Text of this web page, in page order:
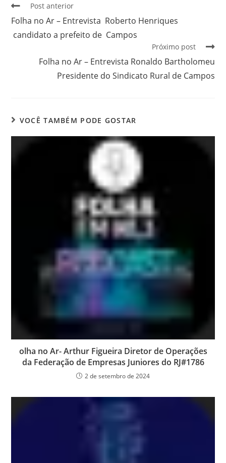
Post anterior
Folha no Ar – Entrevista Roberto Henriques
candidato a prefeito de Campos
Próximo post
Folha no Ar – Entrevista Ronaldo Bartholomeu
Presidente do Sindicato Rural de Campos
VOCÊ TAMBÉM PODE GOSTAR
olha no Ar- Arthur Figueira Diretor de Operações
da Federação de Empresas Juniores do RJ#1786
2 de setembro de 2024